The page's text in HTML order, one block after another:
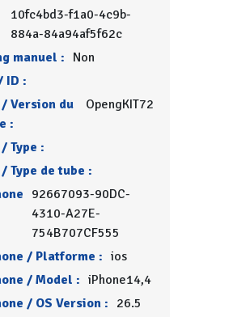
10fc4bd3-f1a0-4c9b-
884a-84a94af5f62c
manuel :
Non
ID :
Version du
:
OpengKIT72
Type :
Type de tube :
92667093-90DC-
4310-A27E-
754B707CF555
/ Platforme : ios
/ Model : iPhone14,4
/ OS Version :
26.5